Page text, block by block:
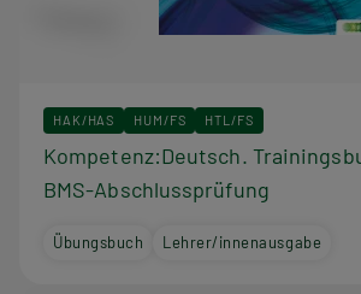
HAK/HAS HUM/FS HTL/FS
Kompetenz:Deutsch.
BMS-Abschlussprüfung
Übungsbuch Lehrer/innenausgabe